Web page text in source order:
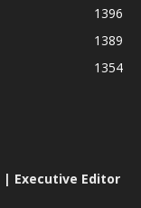
1396
1389
1354
| Executive Editor